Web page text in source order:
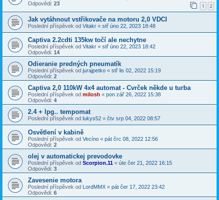
Odpovědi: 23 1 2
Jak vytáhnout vstřikovače na motoru 2,0 VDCI
Poslední příspěvek od Vitakr « stř úno 22, 2023 18:48
Captiva 2.2cdti 135kw točí ale nechytne
Poslední příspěvek od Vitakr « stř úno 22, 2023 18:42
Odpovědi: 14
Odieranie predných pneumatík
Poslední příspěvek od jurajpetko « stř lis 02, 2022 15:19
Odpovědi: 2
Captiva 2,0 110kW 4x4 automat - Cvrček někde u turba
Poslední příspěvek od milosh « pon zář 26, 2022 15:38
Odpovědi: 4
2.4 + lpg.. tempomat
Poslední příspěvek od lukys52 « čtv srp 04, 2022 08:57
Osvětlení v kabině
Poslední příspěvek od Vecíno « pát črc 08, 2022 12:56
Odpovědi: 2
olej v automatickej prevodovke
Poslední příspěvek od Scorpion.11 « úte čer 21, 2022 16:15
Odpovědi: 3
Zavesenie motora
Poslední příspěvek od LordMMX « pát čer 17, 2022 23:42
Odpovědi: 6